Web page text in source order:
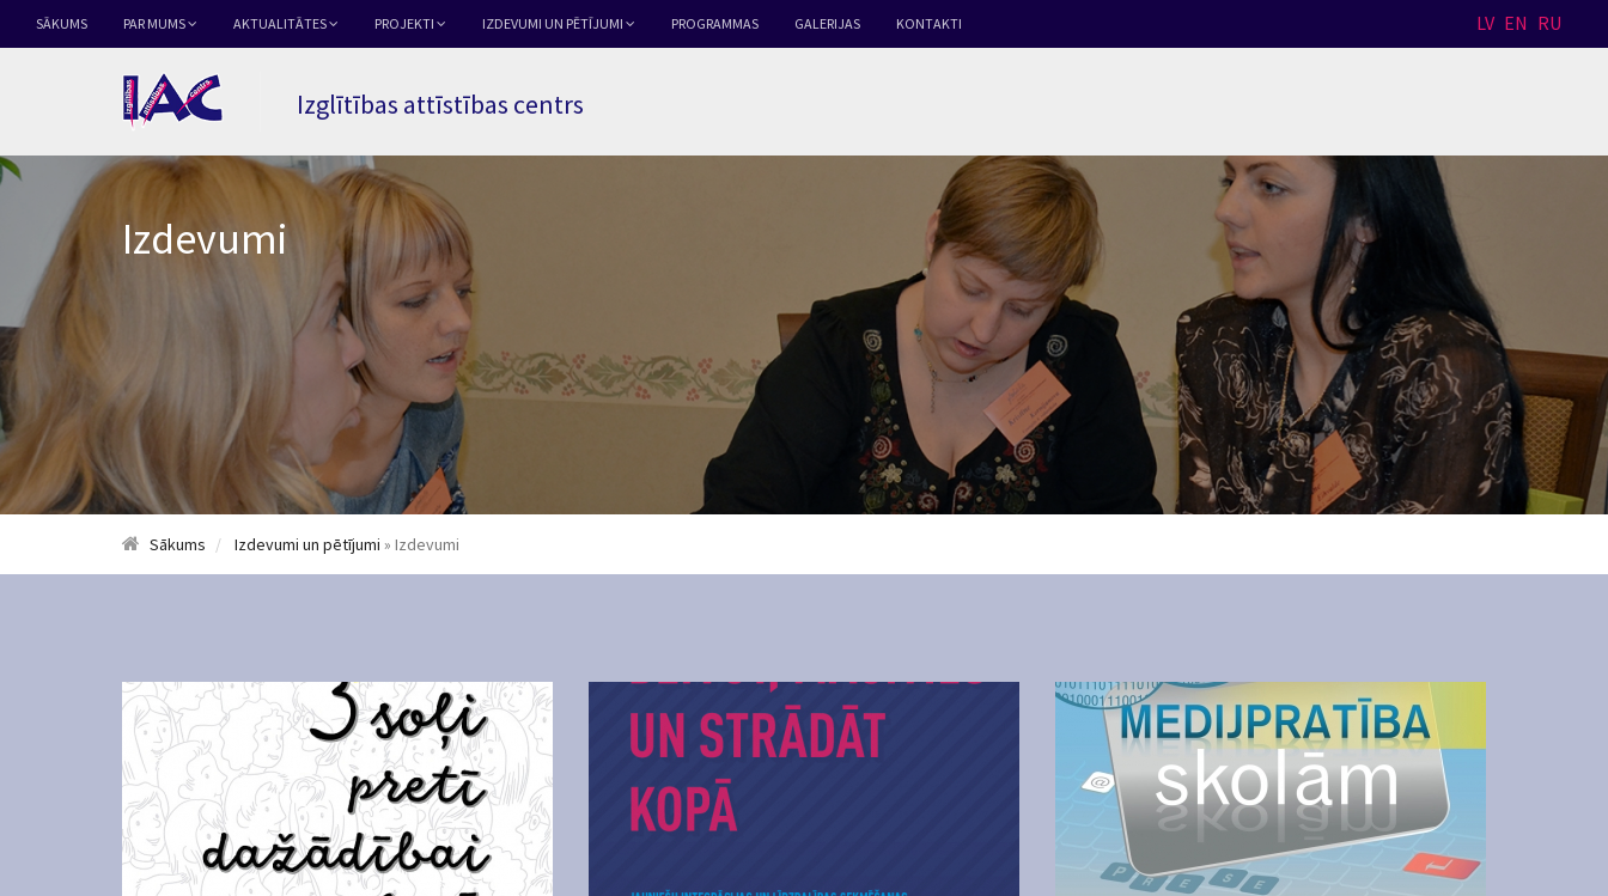
SĀKUMS PAR MUMS AKTUALITĀTES PROJEKTI IZDEVUMI UN PĒTĪJUMI PROGRAMMAS GALERIJAS KONTAKTI LV EN RU
Izglītības attīstības centrs
Izdevumi
Sākums Izdevumi un pētījumi » Izdevumi